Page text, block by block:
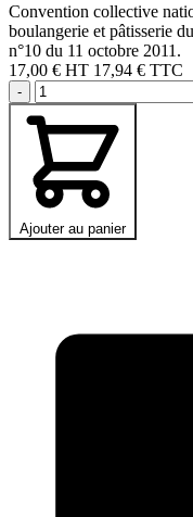
Convention collective
boulangerie et pâtisserie
n°10 du 11 octobre 2011.
17,00 € HT 17,94 € TTC
-
Ajouter au panier